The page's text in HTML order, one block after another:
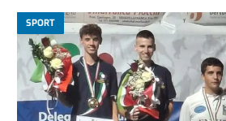
SPORT